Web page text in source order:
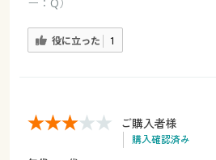
役に立った 1
ご購入者様
購入確認済み